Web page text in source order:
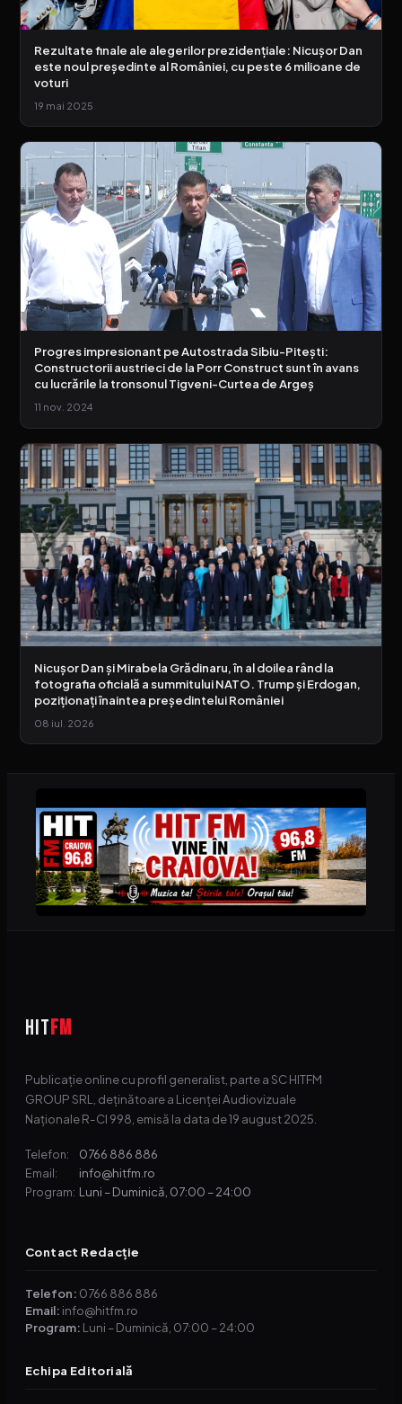
Rezultate finale ale alegerilor prezidențiale: Nicușor Dan
este noul președinte al României, cu peste 6 milioane de
voturi
19 mai 2025
Progres impresionant pe Autostrada Sibiu-Pitești:
Constructorii austrieci de la Porr Construct sunt în avans
cu lucrările la tronsonul Tigveni-Curtea de Argeș
11 nov. 2024
Nicușor Dan și Mirabela Grădinaru, în al doilea rând la
fotografia oficială a summitului NATO. Trump și Erdogan,
poziționați înaintea președintelui României
08 iul. 2026
HITFM
Publicație online cu profil generalist, parte a SC HITFM
GROUP SRL, deținătoare a Licenței Audiovizuale
Naționale R-CI 998, emisă la data de 19 august 2025.
Telefon: 0766 886 886
Email: info@hitfm.ro
Program: Luni – Duminică, 07:00 – 24:00
Contact Redacție
Telefon: 0766 886 886
Email: info@hitfm.ro
Program: Luni – Duminică, 07:00 – 24:00
Echipa Editorială